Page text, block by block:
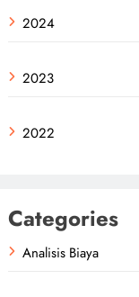
2024
2023
2022
Categories
Analisis Biaya